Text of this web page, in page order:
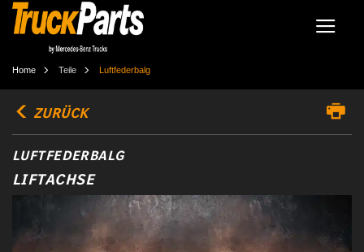
Home Teile Luftfederbalg
ZURÜCK
LUFTFEDERBALG
LIFTACHSE